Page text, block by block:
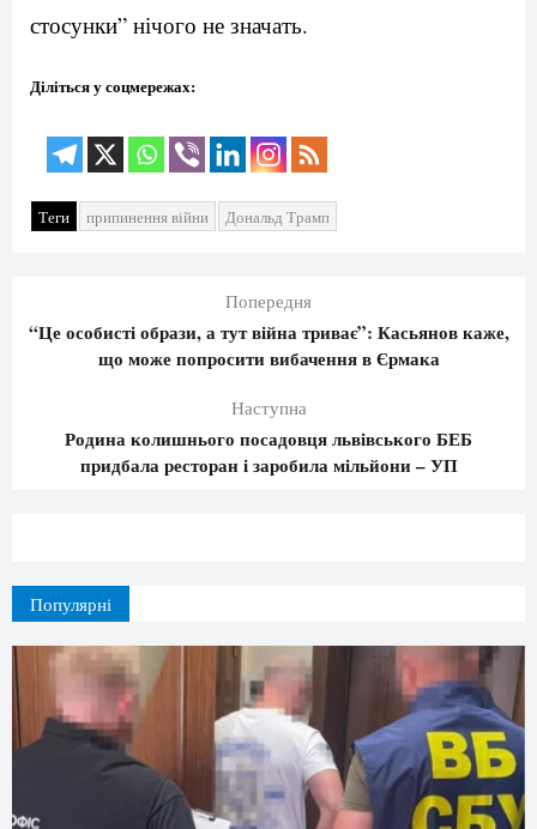
стосунки” нічого не значать.
Діліться у соцмережах:
Теги припинення війни Дональд Трамп
Попередня
“Це особисті образи, а тут війна триває”: Касьянов каже,
що може попросити вибачення в Єрмака
Наступна
Родина колишнього посадовця львівського БЕБ
придбала ресторан і заробила мільйони – УП
Популярні